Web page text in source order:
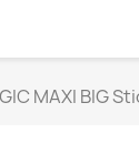
MAXI BIG